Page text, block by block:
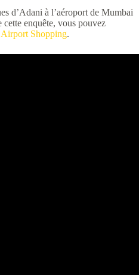
d’Adani à l’aéroport de Mumbai
cette enquête, vous pouvez
Shopping.